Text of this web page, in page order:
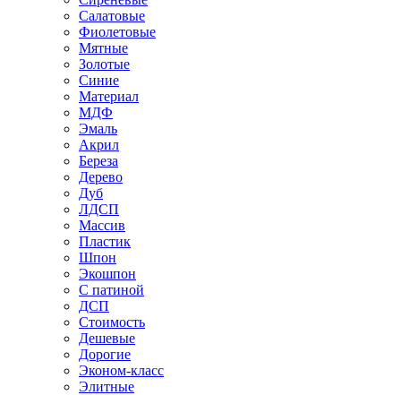
Салатовые
Фиолетовые
Мятные
Золотые
Синие
Материал
МДФ
Эмаль
Акрил
Береза
Дерево
Дуб
ЛДСП
Массив
Пластик
Шпон
Экошпон
С патиной
ДСП
Стоимость
Дешевые
Дорогие
Эконом-класс
Элитные